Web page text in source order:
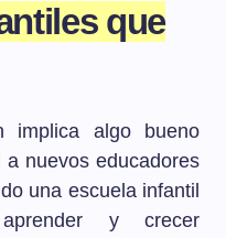
que
implica algo bueno
nuevos educadores
una escuela infantil
y crecer